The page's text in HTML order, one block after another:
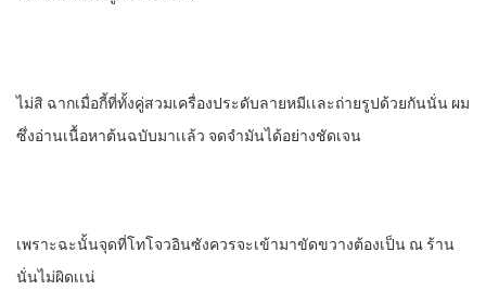
ไม่สิ​ ฉากเมื่อกี้ที่ทั้งคู่สวมเครื่องประดับลายหมีเเละถ่ายรูปด้วยกันนั่น ผม
ซึ่งอ่านเนื้อหาต้นฉบับมาเเล้ว​ จดจํามันได้อย่างชัดเจน
เพราะฉะนั้น​จุดที่โทโจวอินซังควรจะเข้ามาขัดขวางต้องเป็น​ ณ​ ร้าน
นั่นไม่ผิดเเน่